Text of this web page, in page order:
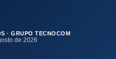
· GRUPO TECNOCOM
de 2026